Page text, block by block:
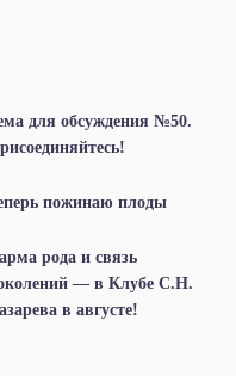
для обсуждения №50.
пожинаю плоды
рода и связь
— в Клубе С.Н.
в августе!